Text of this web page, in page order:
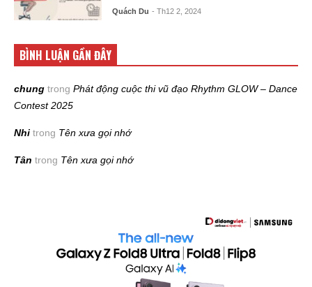
Quách Du - Th12 2, 2024
BÌNH LUẬN GẦN ĐÂY
chung trong Phát động cuộc thi vũ đạo Rhythm GLOW – Dance
Contest 2025
Nhi trong Tên xưa gọi nhớ
Tân trong Tên xưa gọi nhớ